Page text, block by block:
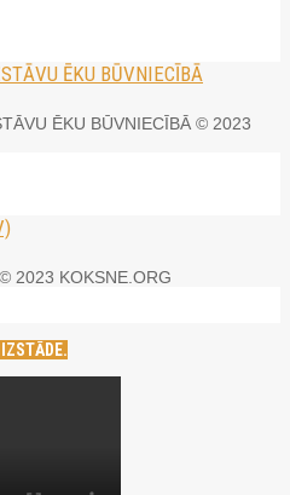
ĒKU BŪVNIECĪBĀ
ĒKU BŪVNIECĪBĀ © 2023
2023 KOKSNE.ORG